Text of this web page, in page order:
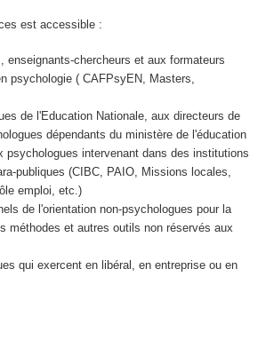
est accessible :
enseignants-chercheurs et aux formateurs
psychologie ( CAFPsyEN, Masters,
de l'Education Nationale, aux directeurs de
dépendants du ministère de l'éducation
psychologues intervenant dans des institutions
publiques (CIBC, PAIO, Missions locales,
emploi, etc.)
de l'orientation non-psychologues pour la
méthodes et autres outils non réservés aux
qui exercent en libéral, en entreprise ou en